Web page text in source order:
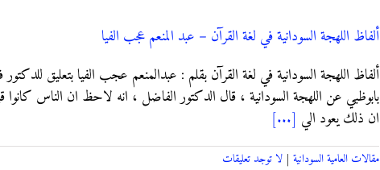
ﺃﻟﻔﺎﻅ ﺍﻟﻠﻬﺠﺔ ﺍﻟﺴﻮﺩﺍﻧﻴﺔ ﻓﻲ ﻟﻐﺔ ﺍﻟﻘﺮﺁﻥ – عبد المنعم عجب الفيا
ﺃﻟﻔﺎﻅ ﺍﻟﻠﻬﺠﺔ ﺍﻟﺴﻮﺩﺍﻧﻴﺔ ﻓﻲ ﻟﻐﺔ ﺍﻟﻘﺮﺁﻥ ﺑﻘﻠﻢ : ﻋﺒﺪﺍﻟﻤﻨﻌﻢ ﻋﺠﺐ ﺍﻟﻔﻴﺎ ﺑﺘﻌﻠﻴﻖ
ﺑﺎﺑﻮﻇﺒﻲ ﻋﻦ ﺍﻟﻠﻬﺠﺔ ﺍﻟﺴﻮﺩﺍﻧﻴﺔ ، ﻗﺎﻝ ﺍﻟﺪﻛﺘﻮﺭ ﺍﻟﻔﺎﺿﻞ ، ﺍﻧﻪ ﻻﺣﻆ ﺍﻥ ﺍﻟﻨﺎﺱ
ﺍﻥ ﺫﻟﻚ ﻳﻌﻮﺩ ﺍﻟﻲ [...]
مقالات العامية السودانية | لا توجد تعليقات